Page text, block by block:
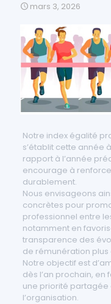
mars 3, 2026
Notre index égalité
s’établit cette année
rapport à l’année
encourage à
durablement.
Nous envisageons
concrètes pour
professionnel entre
notamment en
transparence des
de rémunération plus
Notre objectif est
dès l’an prochain, en
une priorité partagée
l’organisation.